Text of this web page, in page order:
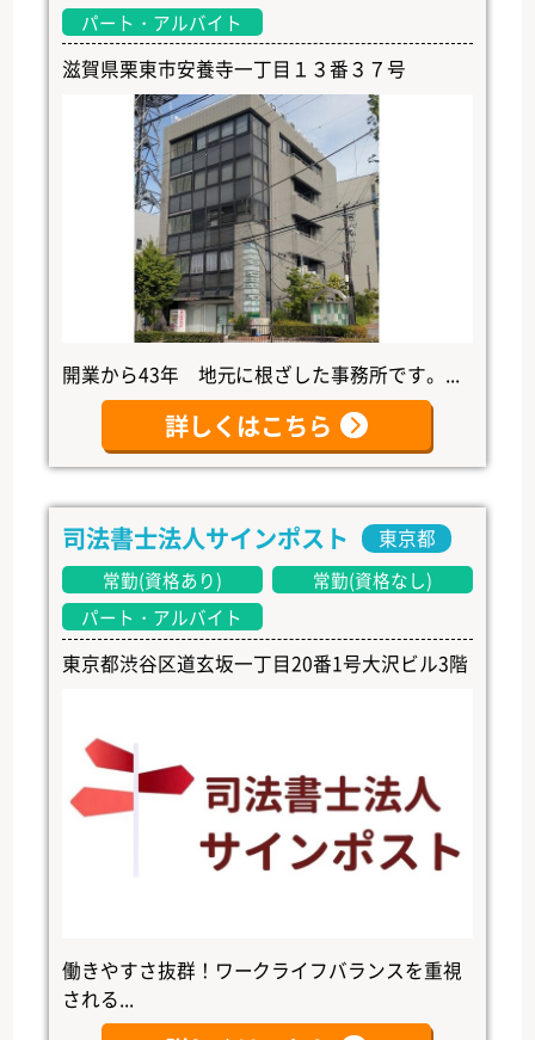
パート・アルバイト
滋賀県栗東市安養寺一丁目１３番３７号
開業から43年 地元に根ざした事務所です。...
詳しくはこちら
司法書士法人サインポスト 東京都
常勤(資格あり)
常勤(資格なし)
パート・アルバイト
東京都渋谷区道玄坂一丁目20番1号大沢ビル3階
働きやすさ抜群！ワークライフバランスを重視
される...